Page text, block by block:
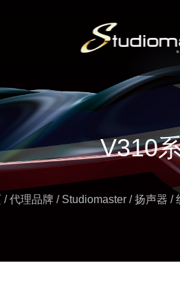
V310
/代理品牌/ Studiomaster/扬声器 /